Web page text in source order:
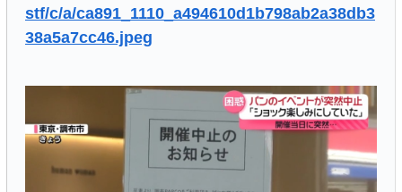
stf/c/a/ca891_1110_a494610d1b798ab2a38db3
38a5a7cc46.jpeg